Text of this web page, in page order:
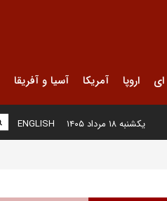
اروپا آمریکا آسیا و آفریقا
ENGLISH یکشنبه ۱۸ مرداد ۱۴۰۵